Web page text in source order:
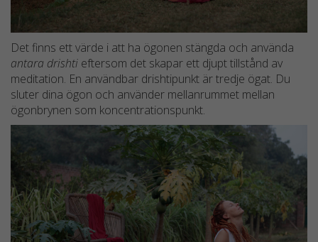
Det finns ett värde i att ha ögonen stängda och använda
antara drishti eftersom det skapar ett djupt tillstånd av
meditation. En användbar drishtipunkt är tredje ögat. Du
sluter dina ögon och använder mellanrummet mellan
ögonbrynen som koncentrationspunkt.